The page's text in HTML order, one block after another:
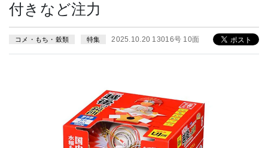
付きなど注力
コメ・もち・穀類 特集 2025.10.20 13016号 10面